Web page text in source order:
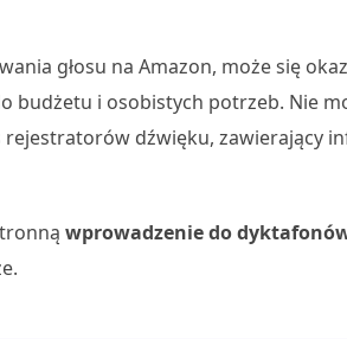
głosu na Amazon, może się
budżetu i osobistych potrzeb. Nie
dźwięku, zawierający
wprowadzenie do